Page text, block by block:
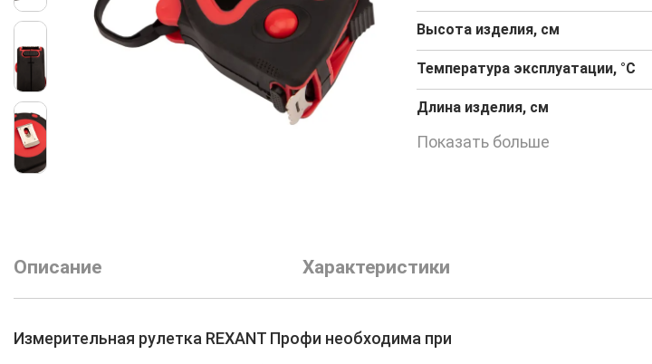
Высота изделия, см
Температура эксплуатации, °C
Длина изделия, см
Показать больше
Описание Характеристики
Измерительная рулетка REXANT Профи необходима при